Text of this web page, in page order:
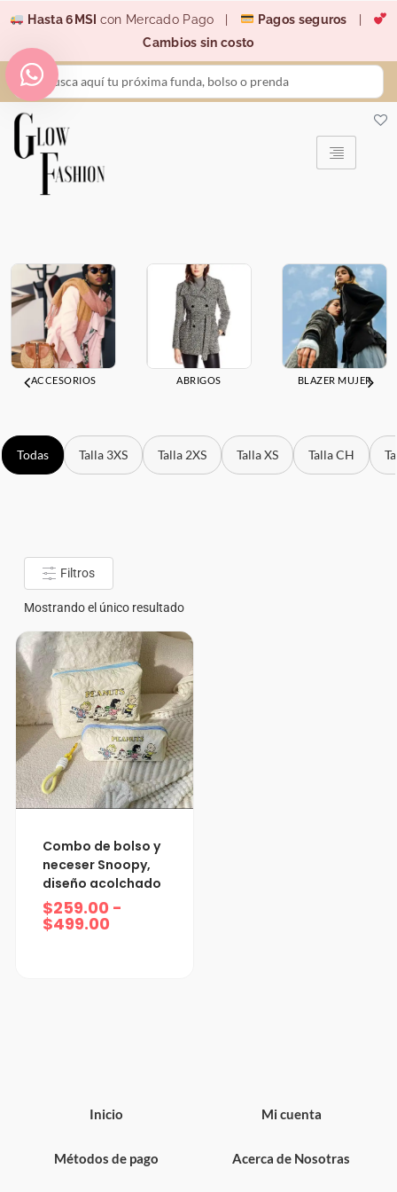
contenido
Hasta 6MSI con Mercado Pago | Pagos seguros
Cambios sin costo
Search
...
ACCESORIOS ABRIGOS BLAZER MUJER
Todas Talla 3XS Talla 2XS Talla XS Talla CH
Filtros
Mostrando el único resultado
Combo de bolso y
neceser Snoopy,
diseño acolchado
$259.00 -
$499.00
Rango
de
precios:
desde
$259.00
Inicio
Métodos de pago
Mi cuenta
Acerca de Nosotras